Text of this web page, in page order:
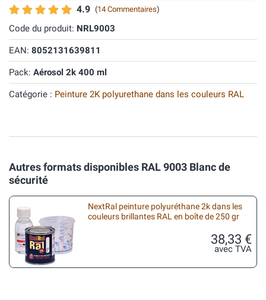
4.9 (14 Commentaires)
Code du produit: NRL9003
EAN: 8052131639811
Pack: Aérosol 2k 400 ml
Catégorie : Peinture 2K polyurethane dans les couleurs RAL
Autres formats disponibles RAL 9003 Blanc de
sécurité
NextRal peinture polyuréthane 2k dans les
couleurs brillantes RAL en boîte de 250 gr
38,33 €
avec TVA